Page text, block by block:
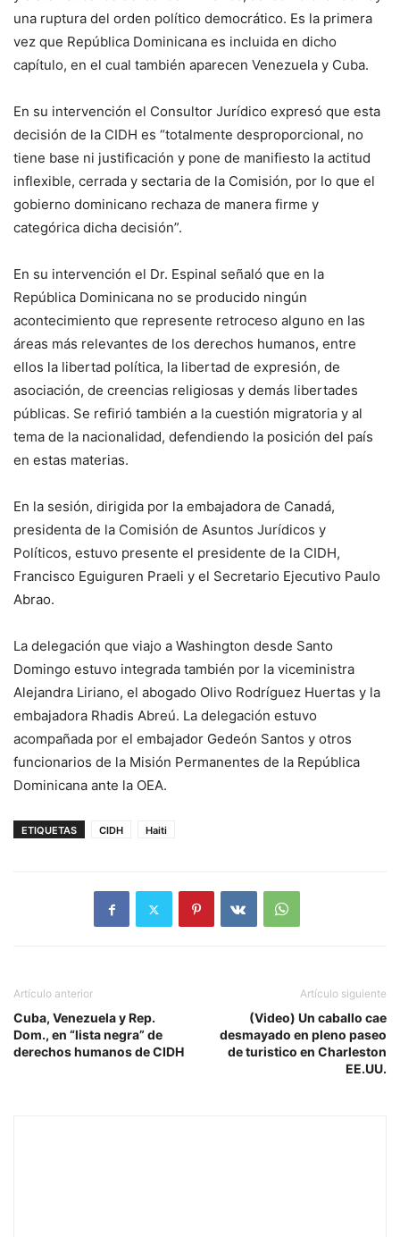
una ruptura del orden político democrático. Es la primera
vez que República Dominicana es incluida en dicho
capítulo, en el cual también aparecen Venezuela y Cuba.
En su intervención el Consultor Jurídico expresó que esta
decisión de la CIDH es “totalmente desproporcional, no
tiene base ni justificación y pone de manifiesto la actitud
inflexible, cerrada y sectaria de la Comisión, por lo que el
gobierno dominicano rechaza de manera firme y
categórica dicha decisión”.
En su intervención el Dr. Espinal señaló que en la
República Dominicana no se producido ningún
acontecimiento que represente retroceso alguno en las
áreas más relevantes de los derechos humanos, entre
ellos la libertad política, la libertad de expresión, de
asociación, de creencias religiosas y demás libertades
públicas. Se refirió también a la cuestión migratoria y al
tema de la nacionalidad, defendiendo la posición del país
en estas materias.
En la sesión, dirigida por la embajadora de Canadá,
presidenta de la Comisión de Asuntos Jurídicos y
Políticos, estuvo presente el presidente de la CIDH,
Francisco Eguiguren Praeli y el Secretario Ejecutivo Paulo
Abrao.
La delegación que viajo a Washington desde Santo
Domingo estuvo integrada también por la viceministra
Alejandra Liriano, el abogado Olivo Rodríguez Huertas y la
embajadora Rhadis Abreú. La delegación estuvo
acompañada por el embajador Gedeón Santos y otros
funcionarios de la Misión Permanentes de la República
Dominicana ante la OEA.
ETIQUETAS CIDH Haiti
Artículo anterior
Cuba, Venezuela y Rep.
Dom., en “lista negra” de
derechos humanos de CIDH
Artículo siguiente
(Video) Un caballo cae
desmayado en pleno paseo
de turistico en Charleston
EE.UU.